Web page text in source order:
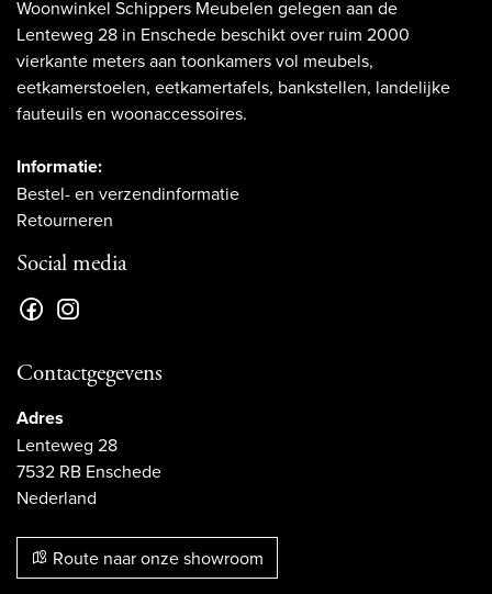
Woonwinkel Schippers Meubelen gelegen aan de
Lenteweg 28 in Enschede beschikt over ruim 2000
vierkante meters aan toonkamers vol meubels,
eetkamerstoelen, eetkamertafels, bankstellen, landelijke
fauteuils en woonaccessoires.
Informatie:
Bestel- en verzendinformatie
Retourneren
Social media
Contactgegevens
Adres
Lenteweg 28
7532 RB Enschede
Nederland
Route naar onze showroom